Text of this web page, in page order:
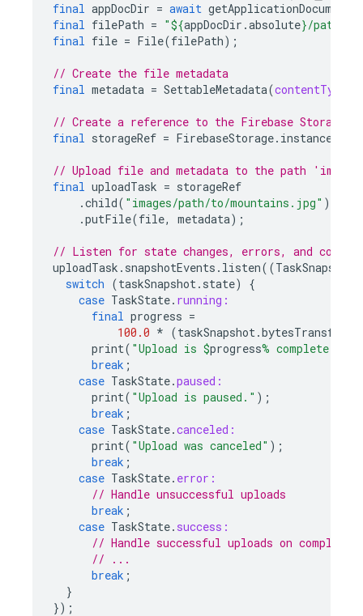
final appDocDir = await
final filePath = "${appDocDir .absolute}/path/
final file = File(filePath);
// Create the file metadata
final metadata = SettableMetadata(contentType:
// Create a reference to the Firebase Storage
final storageRef = FirebaseStorage. instance
// Upload file and metadata to the path
final uploadTask = storageRef
.child( "images/path/to/mountains.jpg" )
.putFile(file, metadata);
// Listen for state changes, errors, and
uploadTask . snapshotEvents . listen((TaskSnapshot
switch (taskSnapshot. state)
{
case TaskState. running:
final progress =
100.0 * (taskSnapshot.
print( "Upload is $progress% complete."
break ;
case TaskState.paused:
print( "Upload is paused." );
break ;
case TaskState.canceled:
print( "Upload was canceled" );
break ;
case TaskState. error:
// Handle unsuccessful uploads
break ;
case TaskState. success:
// Handle successful uploads on complete
// ...
break ;
}
});